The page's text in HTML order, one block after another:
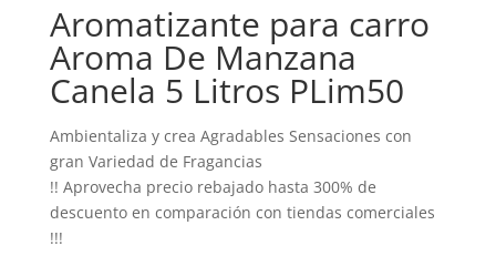
Aromatizante para carro
Aroma De Manzana
Canela 5 Litros PLim50
Ambientaliza y crea Agradables Sensaciones con
gran Variedad de Fragancias
!! Aprovecha precio rebajado hasta 300% de
descuento en comparación con tiendas comerciales
!!!